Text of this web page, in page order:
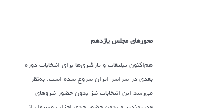
محورهای مجلس یازدهم
هم‌اکنون تبلیغات و یارگیری‌ها برای انتخابات دوره
بعدی در سراسر ایران شروع شده است. به‌نظر
می‌رسد این انتخابات نیز بدون حضور نیروهای